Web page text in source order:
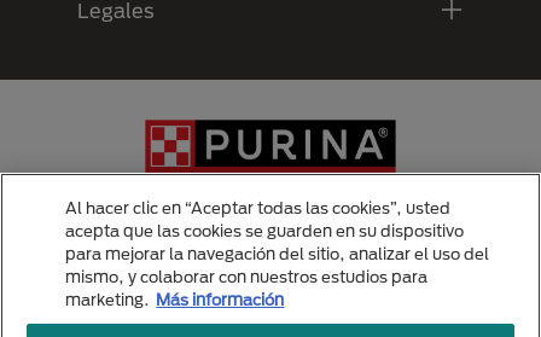
Legales
Menu Footer Secundario Purina
Al hacer clic en “Aceptar todas las cookies”, usted
acepta que las cookies se guarden en su dispositivo
para mejorar la navegación del sitio, analizar el uso del
mismo, y colaborar con nuestros estudios para
marketing. Más información